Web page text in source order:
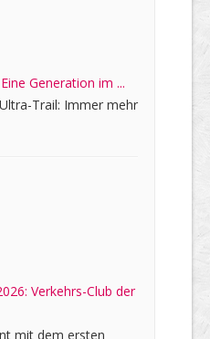
Generation im ...
Trail: Immer mehr
Verkehrs-Club der
mit dem ersten